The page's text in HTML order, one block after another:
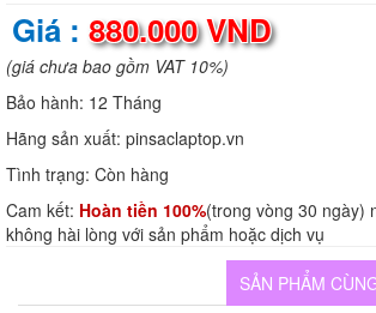
Giá : 880.000 VND
(giá chưa bao gồm VAT 10%)
Bảo hành: 12 Tháng
Hãng sản xuất: pinsaclaptop.vn
Tình trạng: Còn hàng
Cam kết: Hoàn tiền 100%(trong vòng 30 ngày)
không hài lòng với sản phẩm hoặc dịch vụ
SẢN PHẨM